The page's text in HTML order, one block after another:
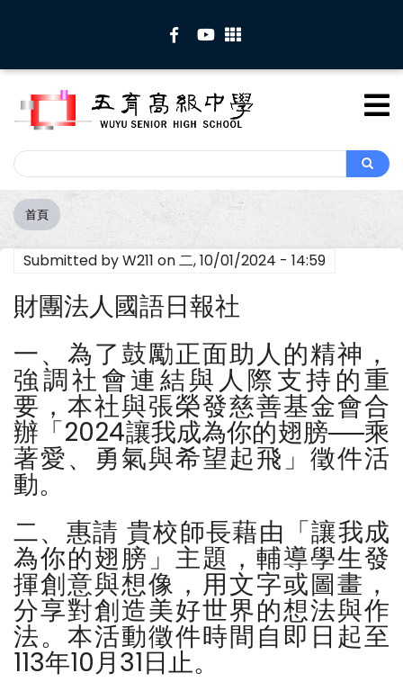
內
Search
Search
導
航
連
首頁
Submitted byW211 on二, 10/01/2024 - 14:59
財團法人國語日報社
一、為了鼓勵正面助人的精神，
強調社會連結與人際支持的重
要，本社與張榮發慈善基金會合
辦「2024讓我成為你的翅膀──乘
著愛、勇氣與希望起飛」徵件活
動。
二、惠請 貴校師長藉由「讓我成
為你的翅膀」主題，輔導學生發
揮創意與想像，用文字或圖畫，
分享對創造美好世界的想法與作
法。本活動徵件時間自即日起至
113年10月31日止。